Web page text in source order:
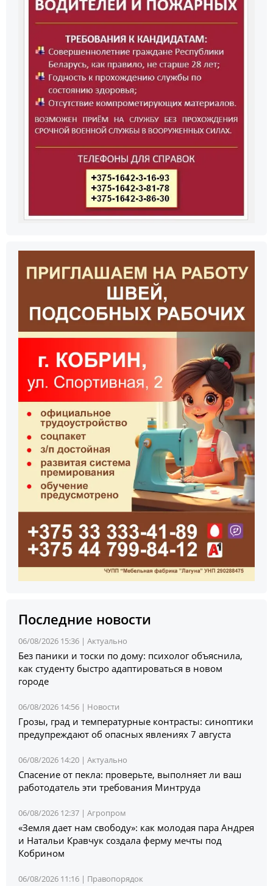
Последние новости
06/08/2026 15:36 | Актуально
Без паники и тоски по дому: психолог объяснила,
как студенту быстро адаптироваться в новом
городе
06/08/2026 14:56 | Новости
Грозы, град и температурные контрасты: синоптики
предупреждают об опасных явлениях 7 августа
06/08/2026 14:20 | Актуально
Спасение от пекла: проверьте, выполняет ли ваш
работодатель эти требования Минтруда
06/08/2026 12:37 | Агропром
«Земля дает нам свободу»: как молодая пара Андрея
и Натальи Кравчук создала ферму мечты под
Кобрином
06/08/2026 11:16 | Правопорядок